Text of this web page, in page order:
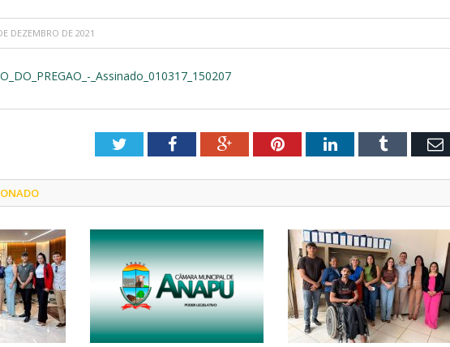
DEZEMBRO DE 2021
_Assinado_010317_150207
TwitterFacebookGoogle+PinterestLinkedInTumblr